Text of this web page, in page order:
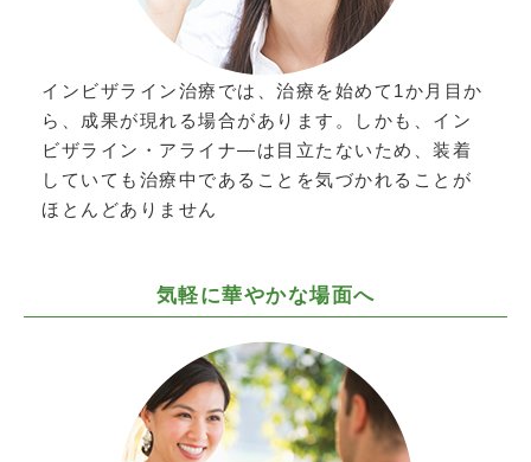
インビザライン治療では、治療を始めて1か月目か
ら、成果が現れる場合があります。しかも、イン
ビザライン・アライナ―は目立たないため、装着
していても治療中であることを気づかれることが
ほとんどありません
気軽に華やかな場面へ